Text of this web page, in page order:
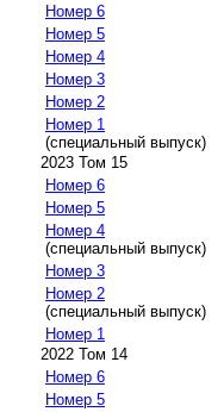
Номер 6
Номер 5
Номер 4
Номер 3
Номер 2
Номер 1
(специальный выпуск)
2023 Том 15
Номер 6
Номер 5
Номер 4
(специальный выпуск)
Номер 3
Номер 2
(специальный выпуск)
Номер 1
2022 Том 14
Номер 6
Номер 5